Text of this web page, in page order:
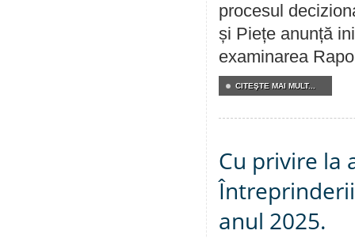
procesul
și Piețe anunță
examinarea
CITEŞTE MAI MULT...
Cu privire la
anul 2025.